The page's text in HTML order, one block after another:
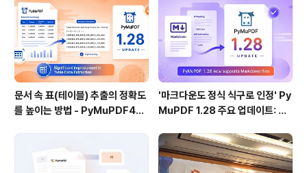
문서 속 표(테이블) 추출의 정확도
를 높이는 방법 - PyMuPDF4LL
'마크다운도 정식 식구로 인정' Py
MuPDF 1.28 주요 업데이트: 샘